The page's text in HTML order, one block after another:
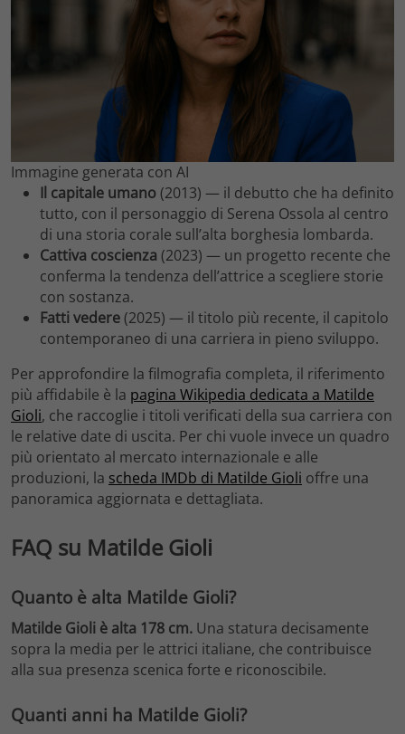
Immagine generata con AI
Il capitale umano(2013) — il debutto che ha definito
tutto, con il personaggio di Serena Ossola al centro
di una storia corale sull’alta borghesia lombarda.
Cattiva coscienza (2023) — un progetto recente che
conferma la tendenza dell’attrice a scegliere storie
con sostanza.
Fatti vedere(2025) — il titolo più recente, il capitolo
contemporaneo di una carriera in pieno sviluppo.
Per approfondire la filmografia completa, il riferimento
più affidabile è la pagina Wikipedia dedicata a Matilde
Gioli, che raccoglie i titoli verificati della sua carriera con
le relative date di uscita. Per chi vuole invece un quadro
più orientato al mercato internazionale e alle
produzioni, la scheda IMDb di Matilde Gioli offre una
panoramica aggiornata e dettagliata.
FAQ su Matilde Gioli
Quanto è alta Matilde Gioli?
Matilde Gioli è alta 178 cm. Una statura decisamente
sopra la media per le attrici italiane, che contribuisce
alla sua presenza scenica forte e riconoscibile.
Quanti anni ha Matilde Gioli?